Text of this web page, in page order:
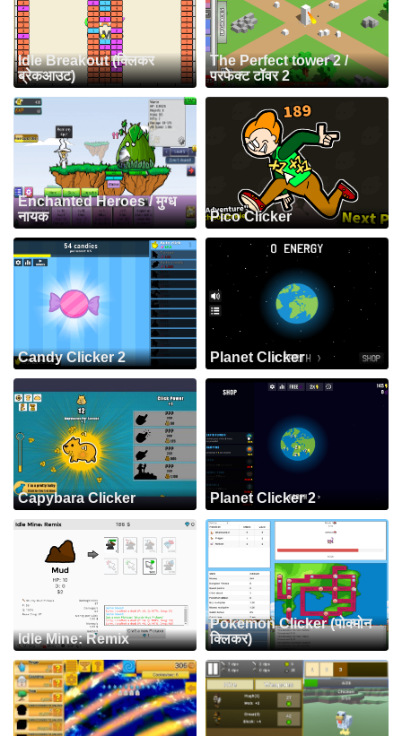
Idle Breakout (क्लिकर
ब्रेकआउट)
The Perfect tower 2 /
परफेक्ट टॉवर 2
Enchanted Heroes / मुग्ध
नायक
Pico Clicker
Candy Clicker 2 Planet Clicker
Capybara Clicker Planet Clicker 2
Idle Mine: Remix
Pokemon Clicker (पोक्मोन
क्लिकर)